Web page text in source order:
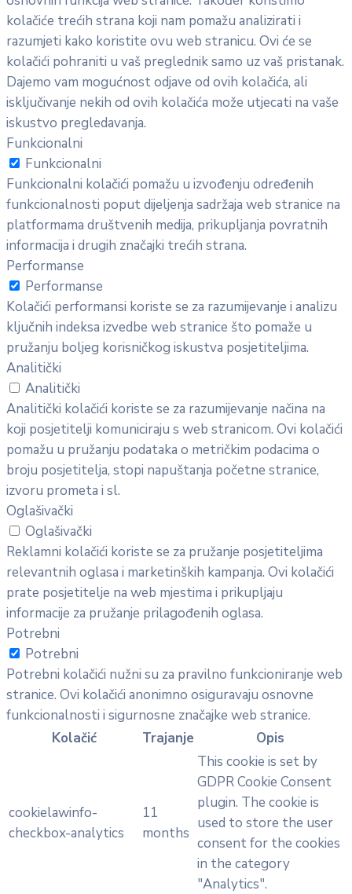
kolačiće trećih strana koji nam pomažu analizirati i
razumjeti kako koristite ovu web stranicu. Ovi će se
kolačići pohraniti u vaš preglednik samo uz vaš pristanak.
Dajemo vam mogućnost odjave od ovih kolačića, ali
isključivanje nekih od ovih kolačića može utjecati na vaše
iskustvo pregledavanja.
Funkcionalni
Funkcionalni
Funkcionalni kolačići pomažu u izvođenju određenih
funkcionalnosti poput dijeljenja sadržaja web stranice na
platformama društvenih medija, prikupljanja povratnih
informacija i drugih značajki trećih strana.
Performanse
Performanse
Kolačići performansi koriste se za razumijevanje i analizu
ključnih indeksa izvedbe web stranice što pomaže u
pružanju boljeg korisničkog iskustva posjetiteljima.
Analitički
Analitički
Analitički kolačići koriste se za razumijevanje načina na
koji posjetitelji komuniciraju s web stranicom. Ovi kolačići
pomažu u pružanju podataka o metričkim podacima o
broju posjetitelja, stopi napuštanja početne stranice,
izvoru prometa i sl.
Oglašivački
Oglašivački
Reklamni kolačići koriste se za pružanje posjetiteljima
relevantnih oglasa i marketinških kampanja. Ovi kolačići
prate posjetitelje na web mjestima i prikupljaju
informacije za pružanje prilagođenih oglasa.
Potrebni
Potrebni
Potrebni kolačići nužni su za pravilno funkcioniranje web
stranice. Ovi kolačići anonimno osiguravaju osnovne
funkcionalnosti i sigurnosne značajke web stranice.
Kolačić
Trajanje Opis
cookielawinfo-
checkbox-analytics
11
months
This cookie is set by
GDPR Cookie Consent
plugin. The cookie is
used to store the user
consent for the cookies
in the category
"Analytics".